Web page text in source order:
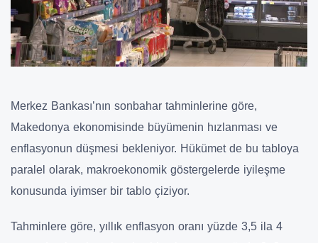
Merkez Bankası’nın sonbahar tahminlerine göre,
Makedonya ekonomisinde büyümenin hızlanması ve
enflasyonun düşmesi bekleniyor. Hükümet de bu tabloya
paralel olarak, makroekonomik göstergelerde iyileşme
konusunda iyimser bir tablo çiziyor.
Tahminlere göre, yıllık enflasyon oranı yüzde 3,5 ila 4